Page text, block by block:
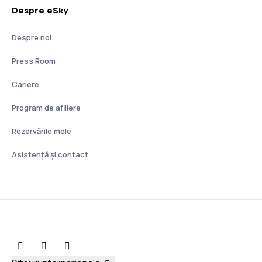
Despre eSky
Despre noi
Press Room
Cariere
Program de afiliere
Rezervările mele
Asistenţă şi contact